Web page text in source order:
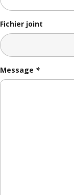
Fichier joint
Message *